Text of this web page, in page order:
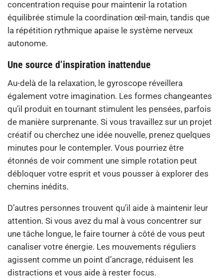
concentration requise pour maintenir la rotation
équilibrée stimule la coordination œil-main, tandis que
la répétition rythmique apaise le système nerveux
autonome.
Une source d’inspiration inattendue
Au-delà de la relaxation, le gyroscope réveillera
également votre imagination. Les formes changeantes
qu’il produit en tournant stimulent les pensées, parfois
de manière surprenante. Si vous travaillez sur un projet
créatif ou cherchez une idée nouvelle, prenez quelques
minutes pour le contempler. Vous pourriez être
étonnés de voir comment une simple rotation peut
débloquer votre esprit et vous pousser à explorer des
chemins inédits.
D’autres personnes trouvent qu’il aide à maintenir leur
attention. Si vous avez du mal à vous concentrer sur
une tâche longue, le faire tourner à côté de vous peut
canaliser votre énergie. Les mouvements réguliers
agissent comme un point d’ancrage, réduisent les
distractions et vous aide à rester focus.